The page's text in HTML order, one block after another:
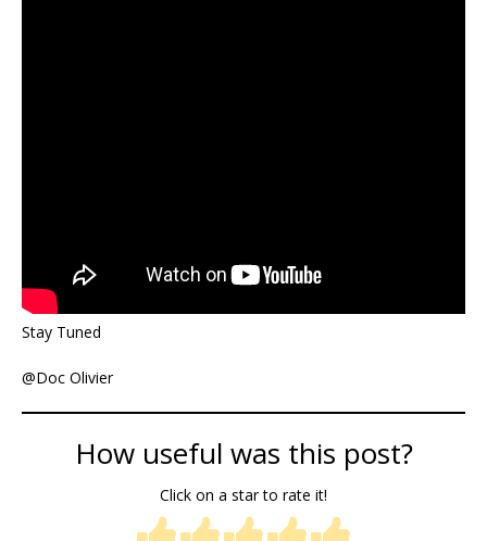
Stay Tuned
@Doc Olivier
How useful was this post?
Click on a star to rate it!